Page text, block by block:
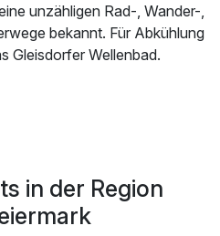
unzähligen Rad-, Wander-,
bekannt. Für Abkühlung
Gleisdorfer Wellenbad.
in der Region